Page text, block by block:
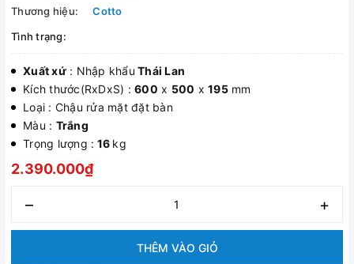
Thương hiệu:
Cotto
Tình trạng:
Xuất xứ: Nhập khẩu Thái Lan
Kích thước(RxDxS) : 600 x 500 x 195mm
Loại : Chậu rửa mặt đặt bàn
Màu : Trắng
Trọng lượng : 16 kg
2.390.000₫
– +
THÊM VÀO GIỎ